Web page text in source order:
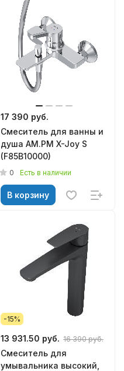
17 390 руб.
Смеситель для ванны и
душа АМ.РМ X-Joy S
(F85B10000)
0 Есть в наличии
В корзину
-15%
13 931.50 руб. 16 390 руб.
Смеситель для
умывальника высокий,